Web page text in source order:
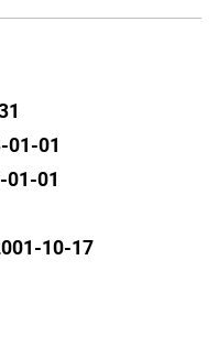
01-01
01-01
10-17